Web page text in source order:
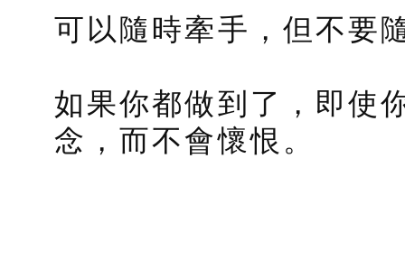
可以隨時牽手，但不要
如果你都做到了，即使
念，而不會懷恨。